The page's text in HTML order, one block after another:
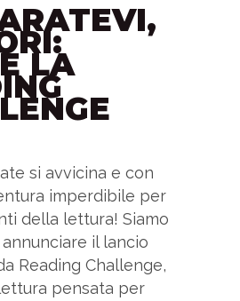
LA
si avvicina e con
imperdibile per
della lettura! Siamo
il lancio
Reading Challenge,
pensata per